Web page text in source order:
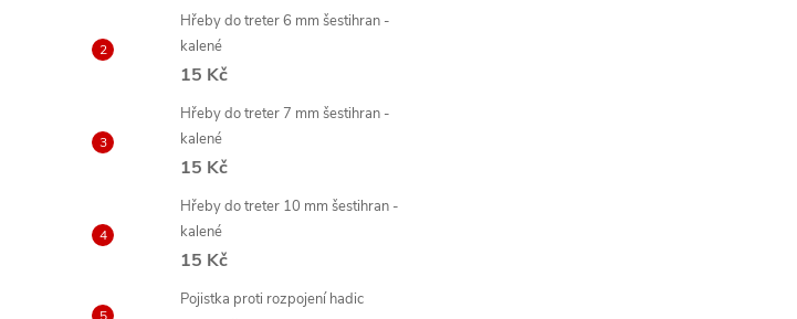
Hřeby do treter 6 mm šestihran -
kalené
15 Kč
Hřeby do treter 7 mm šestihran -
kalené
15 Kč
Hřeby do treter 10 mm šestihran -
kalené
15 Kč
Pojistka proti rozpojení hadic